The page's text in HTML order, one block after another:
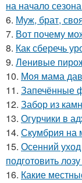
на начало
6. Муж, брат,
7. Вот почему
8. Как сберечь
9. Ленивые
10. Моя мама
11. Запечённые
12. Забор из
13. Огурчики в
14. Скумбрия на
15. Осенний
подготовить
16. Какие